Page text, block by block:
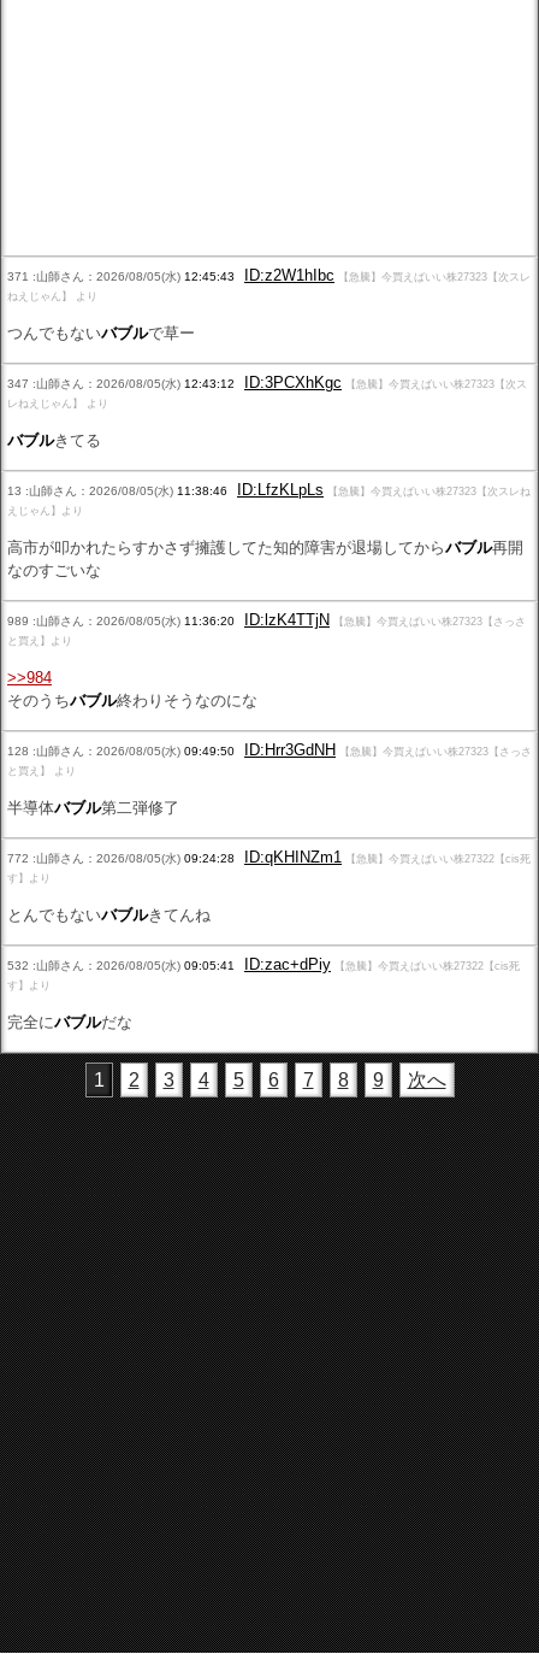
371 :山師さん：2026/08/05(水) 12:45:43 ID:z2W1hIbc
【急騰】今買えばいい株27323【次スレ
ねえじゃん】 より
つんでもないバブルで草ー
347 :山師さん：2026/08/05(水) 12:43:12 ID:3PCXhKgc
【急騰】今買えばいい株27323【次ス
レねえじゃん】 より
バブルきてる
13 :山師さん：2026/08/05(水) 11:38:46 ID:LfzKLpLs
【急騰】今買えばいい株27323【次スレね
えじゃん】より
高市が叩かれたらすかさず擁護してた知的障害が退場してからバブル再開
なのすごいな
989 :山師さん：2026/08/05(水) 11:36:20 ID:lzK4TTjN
【急騰】今買えばいい株27323【さっさ
と買え】より
>>984
そのうちバブル終わりそうなのにな
128 :山師さん：2026/08/05(水) 09:49:50 ID:Hrr3GdNH
【急騰】今買えばいい株27323【さっさ
と買え】 より
半導体バブル第二弾修了
772 :山師さん：2026/08/05(水) 09:24:28 ID:qKHINZm1
【急騰】今買えばいい株27322【cis死
す】より
とんでもないバブルきてんね
532 :山師さん：2026/08/05(水) 09:05:41 ID:zac+dPiy
【急騰】今買えばいい株27322【cis死
す】より
完全にバブルだな
1 2 3 4 5 6 7 8 9 次へ